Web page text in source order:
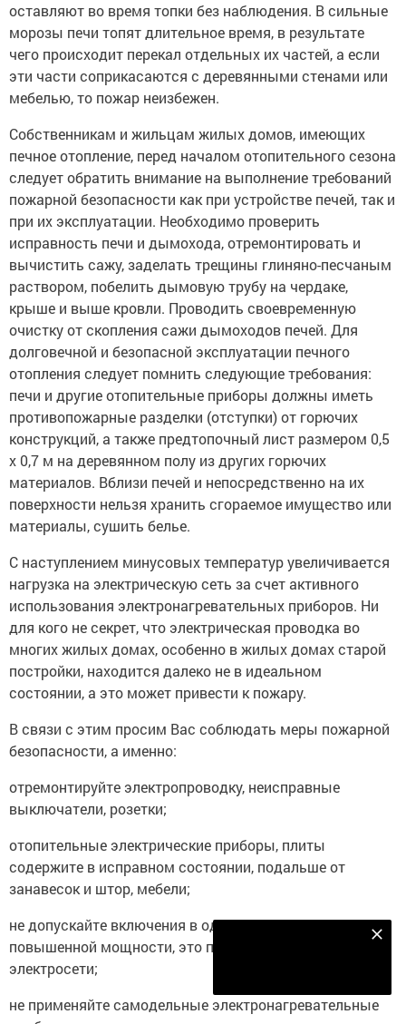
оставляют во время топки без наблюдения. В сильные
морозы печи топят длительное время, в результате
чего происходит перекал отдельных их частей, а если
эти части соприкасаются с деревянными стенами или
мебелью, то пожар неизбежен.
Собственникам и жильцам жилых домов, имеющих
печное отопление, перед началом отопительного сезона
следует обратить внимание на выполнение требований
пожарной безопасности как при устройстве печей, так и
при их эксплуатации. Необходимо проверить
исправность печи и дымохода, отремонтировать и
вычистить сажу, заделать трещины глиняно-песчаным
раствором, побелить дымовую трубу на чердаке,
крыше и выше кровли. Проводить своевременную
очистку от скопления сажи дымоходов печей. Для
долговечной и безопасной эксплуатации печного
отопления следует помнить следующие требования:
печи и другие отопительные приборы должны иметь
противопожарные разделки (отступки) от горючих
конструкций, а также предтопочный лист размером 0,5
х 0,7 м на деревянном полу из других горючих
материалов. Вблизи печей и непосредственно на их
поверхности нельзя хранить сгораемое имущество или
материалы, сушить белье.
С наступлением минусовых температур увеличивается
нагрузка на электрическую сеть за счет активного
использования электронагревательных приборов. Ни
для кого не секрет, что электрическая проводка во
многих жилых домах, особенно в жилых домах старой
постройки, находится далеко не в идеальном
состоянии, а это может привести к пожару.
В связи с этим просим Вас соблюдать меры пожарной
безопасности, а именно:
отремонтируйте электропроводку, неисправные
выключатели, розетки;
отопительные электрические приборы, плиты
содержите в исправном состоянии, подальше от
занавесок и штор, мебели;
не допускайте включения в одну сеть электроприборов
повышенной мощности, это приводит к перегрузке в
электросети;
не применяйте самодельные электронагревательные